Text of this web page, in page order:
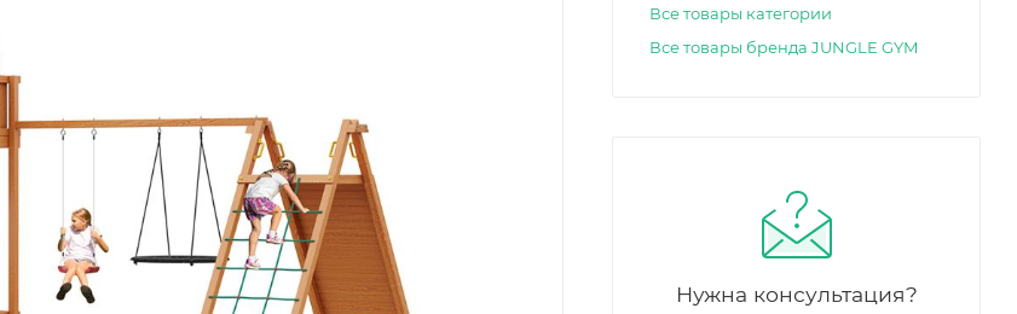
Все товары категории
Все товары бренда JUNGLE GYM
Нужна консультация?